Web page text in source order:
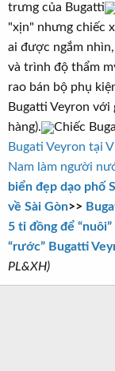
trưng của Bugatti
"xịn" nhưng chiếc
ai được ngắm
và trình độ thẩm
rao bán bộ phụ
Bugatti Veyron với
hàng).
Chiếc
Bugati Veyron tại
Nam làm người
biển đẹp dạo phố
về Sài Gòn>>
5 tỉ đồng để
“rước” Bugatti
PL&XH)